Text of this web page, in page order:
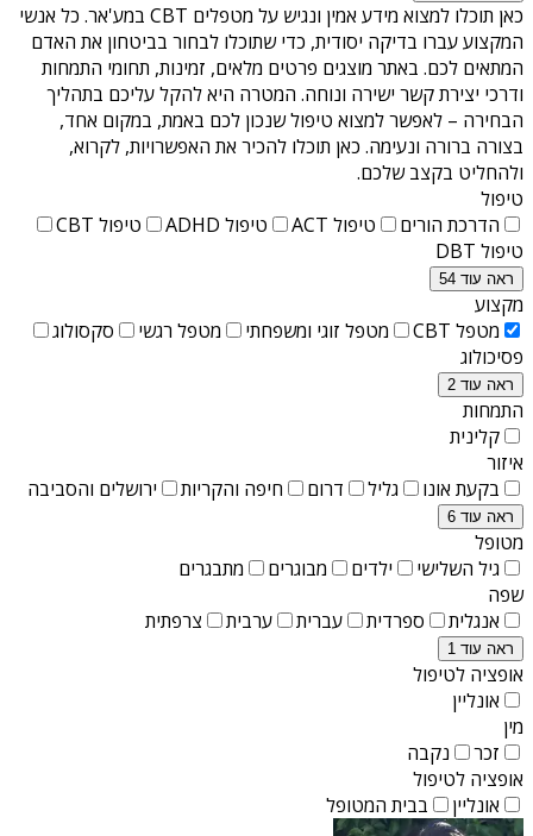
כאן תוכלו למצוא מידע אמין ונגיש על מטפלים CBT במע'אר
. כל אנשי
המקצוע עברו בדיקה יסודית, כדי שתוכלו לבחור בביטחון את האדם
המתאים לכם. באתר מוצגים פרטים מלאים, זמינות, תחומי התמחות
ודרכי יצירת קשר ישירה ונוחה. המטרה היא להקל עליכם בתהליך
הבחירה – לאפשר למצוא טיפול שנכון לכם באמת, במקום אחד,
בצורה ברורה ונעימה. כאן תוכלו להכיר את האפשרויות, לקרוא,
ולהחליט בקצב שלכם.
טיפול
הדרכת הורים
טיפול ACT טיפול ADHD
טיפול CBT
טיפול DBT
ראה עוד 54
מקצוע
מטפל CBT
מטפל זוגי ומשפחתי מטפל רגשי
סקסולוג
פסיכולוג
ראה עוד 2
התמחות
קלינית
איזור
בקעת אונו
גליל דרום חיפה והקריות ירושלים והסביבה
ראה עוד 6
מטופל
גיל השלישי
ילדים מבוגרים
מתבגרים
שפה
אנגלית
ספרדית עברית ערבית צרפתית
ראה עוד 1
אופציה לטיפול
אונליין
מין
זכר
נקבה
אופציה לטיפול
אונליין
בבית המטופל